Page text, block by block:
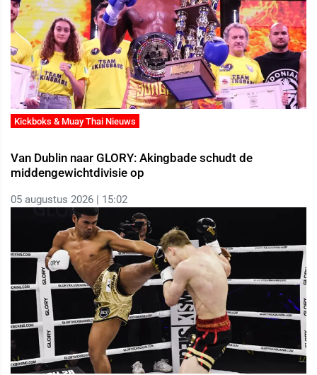
Kickboks & Muay Thai Nieuws
Van Dublin naar GLORY: Akingbade schudt de
middengewichtdivisie op
05 augustus 2026 | 15:02